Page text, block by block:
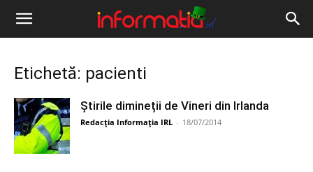
Informația
Etichetă: pacienti
Știrile dimineții de Vineri din Irlanda
Redacția Informația IRL - 18/07/2014